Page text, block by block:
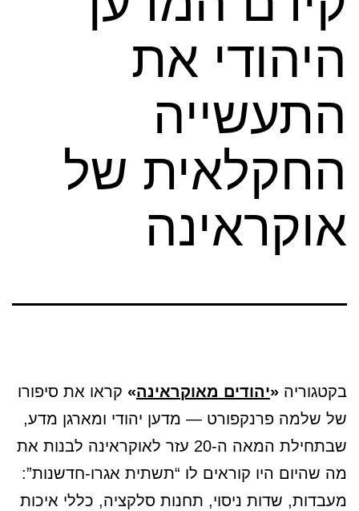
היהודי את
התעשייה
החקלאית של
אוקראינה
בקטגוריה «יהודים מאוקראינה» קראו את סיפורו
של שלמה פרנקפורט — מדען יהודי ומארגן מדע,
שבתחילת המאה ה-20 עזר לאוקראינה לבנות את
מה שהיום היו קוראים לו “תשתית אגרו-חדשנות”:
מעבדות, שדות ניסוי, תחנות סלקציה, כללי איכות